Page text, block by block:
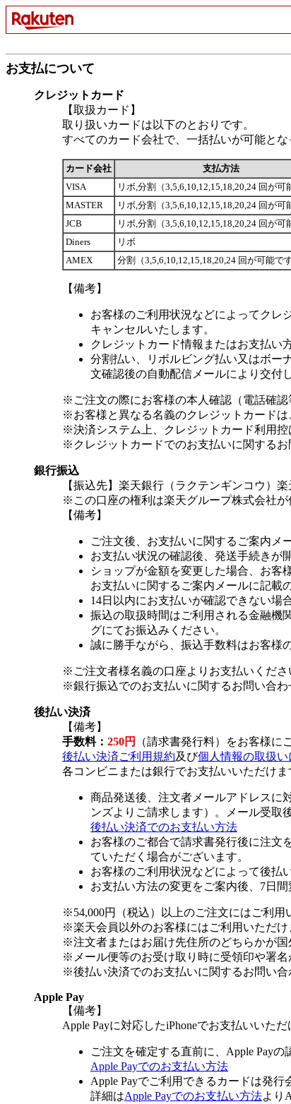
お支払について
クレジットカード
【取扱カード】
取り扱いカードは以下のとおりです。
すべてのカード会社で、一括払いが可能とな
カード会社
支払方法
VISA
リボ,分割（3,5,6,10,12,15,18,20,24 回が可
MASTER
リボ,分割（3,5,6,10,12,15,18,20,24 回が可
JCB
リボ,分割（3,5,6,10,12,15,18,20,24 回が可
Diners
リボ
AMEX
分割（3,5,6,10,12,15,18,20,24 回が可能で
【備考】
お客様のご利用状況などによってクレ
キャンセルいたします。
クレジットカード情報またはお支払い
分割払い、リボルビング払い又はボー
文確認後の自動配信メールにより交付
※ご注文の際にお客様の本人確認（電話確認
※お客様と異なる名義のクレジットカードは
※決済システム上、クレジットカード利用控
※クレジットカードでのお支払いに関するお
銀行振込
【振込先】楽天銀行（ラクテンギンコウ）
※この口座の権利は楽天グループ株式会社が
【備考】
ご注文後、お支払いに関するご案内メ
お支払い状況の確認後、発送手続きが
ショップが金額を変更した場合、お客
お支払いに関するご案内メールに記載
14日以内にお支払いが確認できない場
振込の取扱時間はご利用される金融機
グにてお振込みください。
誠に勝手ながら、振込手数料はお客様
※ご注文者様名義の口座よりお支払いくだ
※銀行振込でのお支払いに関するお問い合わ
後払い決済
【備考】
手数料： 250円
（請求書発行料）をお客様に
後払い決済ご利用規約及び個人情報の取扱
各コンビニまたは銀行でお支払いいただけま
商品発送後、注文者メールアドレスに
ンズよりご請求します）。メール受取
後払い決済でのお支払い方法
お客様のご都合で請求書発行後に注文
ていただく場合がございます。
お客様のご利用状況などによって後払
お支払い方法の変更をご案内後、7日
※54,000円（税込）以上のご注文にはご利用
※楽天会員以外のお客様にはご利用いただけ
※注文者またはお届け先住所のどちらかが国
※メール便等のお受け取り時に受領印や署名
※後払い決済でのお支払いに関するお問い合
Apple Pay
【備考】
Apple Payに対応したiPhoneでお支払いいただ
ご注文を確定する直前に、Apple Payの
Apple Payでのお支払い方法
Apple Payでご利用できるカードは発行
詳細はApple Payでのお支払い方法より